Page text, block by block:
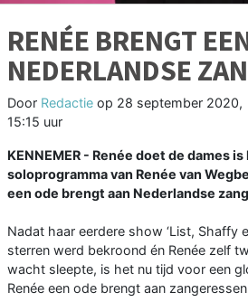
RENÉE BRENGT
NEDERLANDSE
Door Redactie op 28 september 2020,
15:15 uur
KENNEMER - Renée doet de dames
soloprogramma van Renée van
een ode brengt aan Nederlandse
Nadat haar eerdere show ‘List, Shaffy
sterren werd bekroond én Renée zelf
wacht sleepte, is het nu tijd voor een
Renée een ode brengt aan